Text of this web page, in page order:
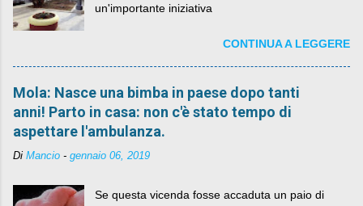
un'importante iniziativa
CONTINUA A LEGGERE
Mola: Nasce una bimba in paese dopo tanti
anni! Parto in casa: non c'è stato tempo di
aspettare l'ambulanza.
Di Mancio - gennaio 06, 2019
Se questa vicenda fosse accaduta un paio di